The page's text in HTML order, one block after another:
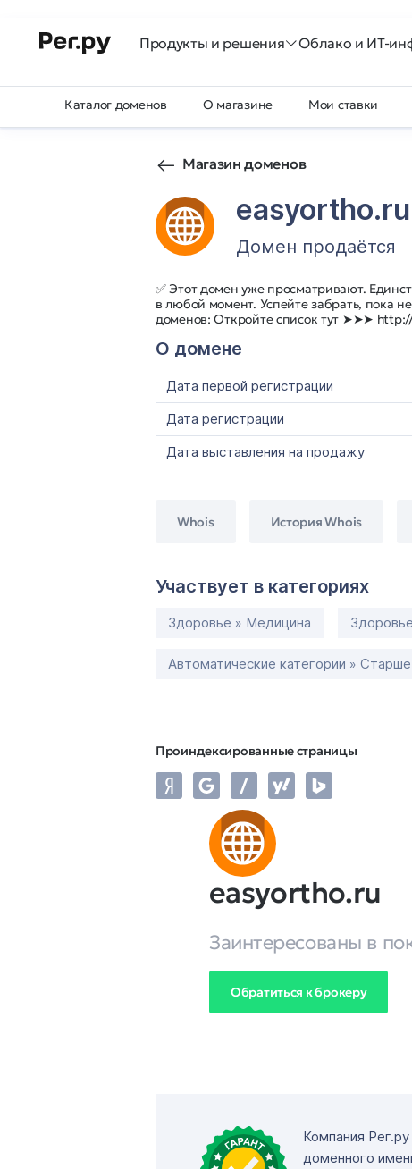
Продукты и решения Облако и ИТ-
Каталог доменов О магазине Мои ставки
Магазин доменов
easyortho.ru
Домен продаётся
✅ Этот домен уже просматривают.
в любой момент. Успейте забрать, пока
доменов: Откройте список тут ➤➤➤
О домене
Дата первой регистрации
Дата регистрации
Дата выставления на продажу
Whois История Whois
Участвует в категориях
Здоровье » Медицина
Автоматические категории »
Проиндексированные страницы
easyortho.ru
Заинтересованы в
Обратиться к брокеру
Компания
доменного